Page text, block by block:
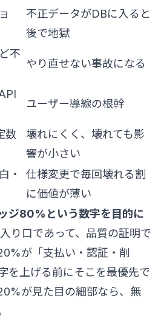
不正データがDBに入ると
後で地獄
不
やり直せない事故になる
ユーザー導線の根幹
数
壊れにくく、壊れても影
響が小さい
・
仕様変更で毎回壊れる割
に価値が薄い
ジ80%という数字を目的に
り口であって、品質の証明で
が「支払い・認証・削
を上げる前にそこを最優先で
が見た目の細部なら、無